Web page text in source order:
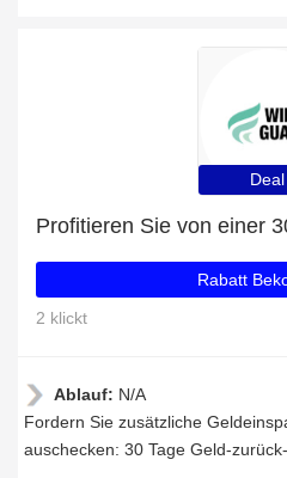
Deal
Rabatt
2 klickt
Ablauf: N/A
Fordern Sie zusätzliche
auschecken: 30 Tage Geld-